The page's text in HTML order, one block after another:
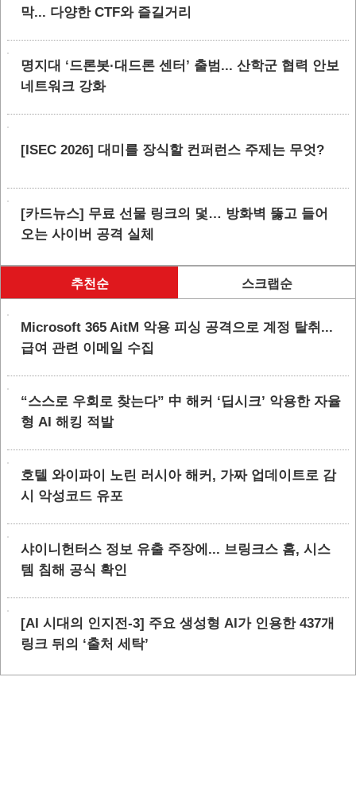
막... 다양한 CTF와 즐길거리
명지대 ‘드론봇·대드론 센터’ 출범... 산학군 협력 안보
네트워크 강화
[ISEC 2026] 대미를 장식할 컨퍼런스 주제는 무엇?
[카드뉴스] 무료 선물 링크의 덫… 방화벽 뚫고 들어
오는 사이버 공격 실체
추천순 스크랩순
Microsoft 365 AitM 악용 피싱 공격으로 계정 탈취...
급여 관련 이메일 수집
“스스로 우회로 찾는다” 中 해커 ‘딥시크’ 악용한 자율
형 AI 해킹 적발
호텔 와이파이 노린 러시아 해커, 가짜 업데이트로 감
시 악성코드 유포
샤이니헌터스 정보 유출 주장에... 브링크스 홈, 시스
템 침해 공식 확인
[AI 시대의 인지전-3] 주요 생성형 AI가 인용한 437개
링크 뒤의 ‘출처 세탁’